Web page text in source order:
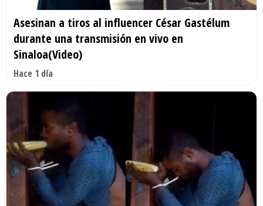
Asesinan a tiros al influencer César Gastélum
durante una transmisión en vivo en
Sinaloa(Video)
Hace 1 día